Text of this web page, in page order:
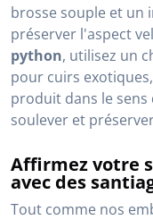
brosse souple et un
préserver l'aspect
python, utilisez un
pour cuirs
produit dans le sens
soulever et
Affirmez votre
avec des
Tout comme nos